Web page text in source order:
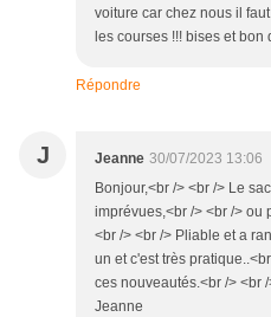
voiture car chez nous il
les courses !!! bises et bon
Répondre
J Jeanne 30/07/2023 13:06
Bonjour,<br /> <br /> Le
imprévues,<br /> <br /> ou
<br /> <br /> Pliable et a
un et c'est très
ces nouveautés.<br /> <br
Jeanne